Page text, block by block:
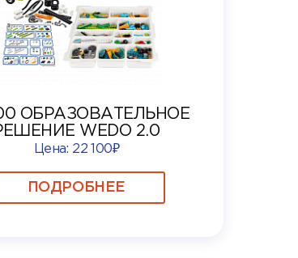
ОБРАЗОВАТЕЛЬНОЕ
WEDO 2.0
Цена: 22 100₽
ПОДРОБНЕЕ